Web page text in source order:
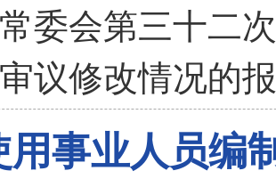
委会第三十二
议修改情况的
用事业人员编